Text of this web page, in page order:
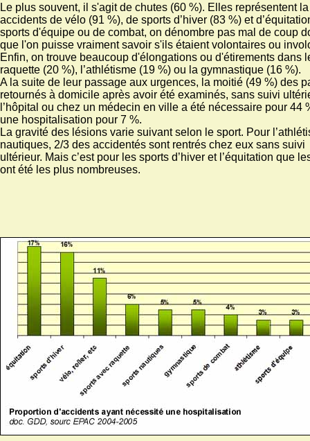
Le plus souvent, il s'agit de chutes (60 %). Elles représentent
accidents de vélo (91 %), de sports d’hiver (83 %) et
sports d'équipe ou de combat, on dénombre pas mal de coup
que l'on puisse vraiment savoir s'ils étaient volontaires ou
Enfin, on trouve beaucoup d'élongations ou d'étirements dans
raquette (20 %), l’athlétisme (19 %) ou la gymnastique (16 %).
A la suite de leur passage aux urgences, la moitié (49 %) des
retournés à domicile après avoir été examinés, sans suivi
l’hôpital ou chez un médecin en ville a été nécessaire pour 44
une hospitalisation pour 7 %.
La gravité des lésions varie suivant selon le sport. Pour
nautiques, 2/3 des accidentés sont rentrés chez eux sans suivi
ultérieur. Mais c’est pour les sports d’hiver et l’équitation que
ont été les plus nombreuses.